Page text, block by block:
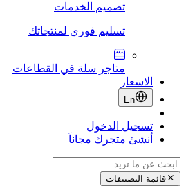
تصميم الخدمات
تسليم فوري لمنتجاتك
متاجر سلة في القطاعات
الاسعار
En
تسجيل الدخول
أنشئ متجرك مجاناَ
قائمة التصنيفات